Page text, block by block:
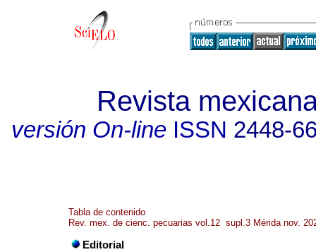
Revista
versión On-lineISSN 2448-
Tabla de contenido
Rev. mex. de cienc. pecuarias vol.12 supl.3 Mérida nov.
Editorial